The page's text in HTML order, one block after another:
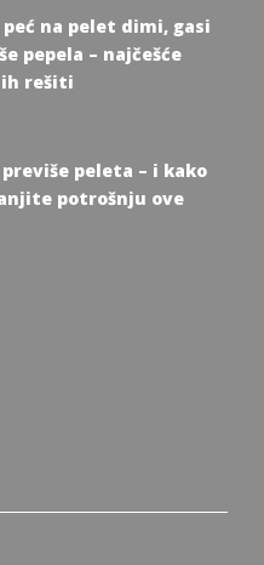
na pelet dimi, gasi
pepela – najčešće
ih rešiti
peleta – i kako
potrošnju ove